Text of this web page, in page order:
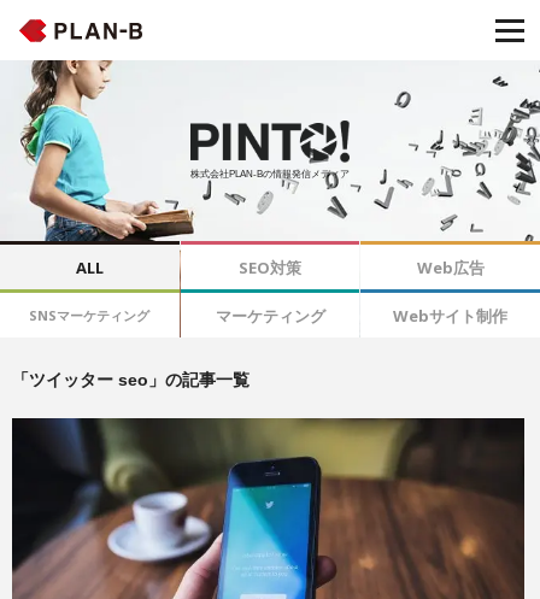
株式会社PLAN-Bの情報発信メディア
ALL SEO対策 Web広告
SNSマーケティング マーケティング Webサイト制作
「ツイッター seo」の記事一覧